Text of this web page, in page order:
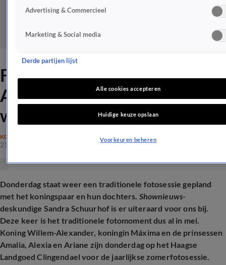
Fotosessie: koning Willem-
Alexander en gezin poseren
weer voor de pers
KONINKLIJK HUIS
21 mei 2026, 11:11
Donderdag staat weer een traditionele fotosessie gepland
met het koningspaar en hun dochters. Shownieuws-
deskundige Sandra Schuurhof is er uiteraard voor ons bij.
Deze keer is het traditionele fotomoment dus al in mei.
Koning Willem-Alexander, koningin Máxima en de prinsessen
Amalia, Alexia en Ariane zijn donderdag op het Haagse
Landgoed Clingendael voor de jaarlijkse zomerfotosessie.
Advertising & Commercieel
Marketing & Social media
Derde partijen lijst
Alle cookies accepteren
Huidige keuze opslaan
Voorkeuren beheren